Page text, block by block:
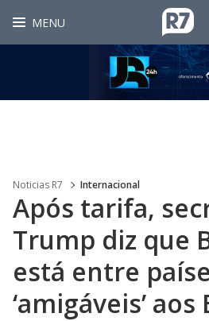
MENU
Noticias R7 Internacional
Após tarifa,
Trump diz que
está entre
‘amigáveis’ aos